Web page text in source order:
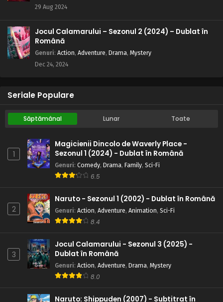
29 Aug 2024
Jocul Calamarului – Sezonul 2 (2024) – Dublat în
Română
Genuri: Action, Adventure, Drama, Mystery
Dec 24, 2024
Seriale Populare
Săptămânal Lunar Toate
1
Magicienii Dincolo de Waverly Place -
Sezonul 1 (2024) - Dublat în Română
Genuri: Comedy, Drama, Family, Sci-Fi
6.5
2
Naruto - Sezonul 1 (2002) - Dublat în Română
Genuri: Action, Adventure, Animation, Sci-Fi
8.4
3
Jocul Calamarului - Sezonul 3 (2025) -
Dublat în Română
Genuri: Action, Adventure, Drama, Mystery
8.0
Naruto: Shippuden (2007) - Subtitrat în